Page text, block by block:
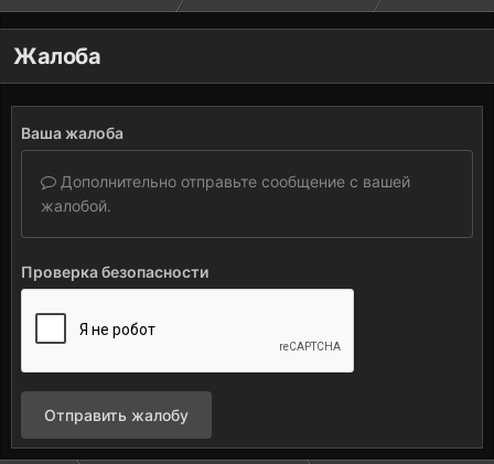
Жалоба
Ваша жалоба
Дополнительно отправьте сообщение с вашей
жалобой.
Проверка безопасности
Отправить жалобу